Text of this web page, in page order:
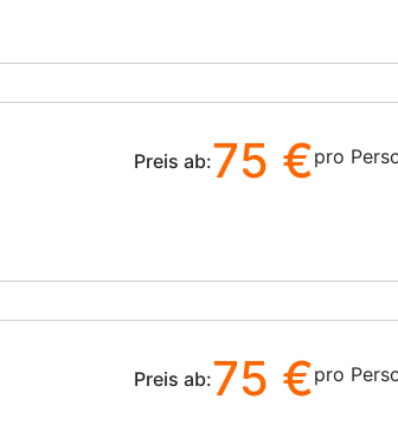
Preis ab:75 €pro
Preis ab:75 €pro